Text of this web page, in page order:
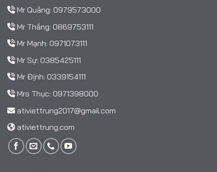
Mr Quảng: 0979573000
Mr Thắng: 0869753111
Mr Mạnh: 0971073111
Mr Sự: 0385425111
Mr Định: 0339154111
Mrs Thục: 0971398000
ativiettrung2017@gmail.com
ativiettrung.com